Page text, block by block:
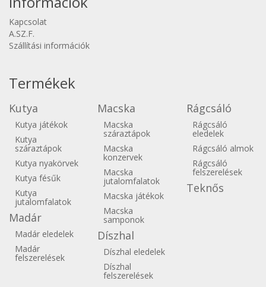
Kapcsolat
A.SZ.F.
Szállítási információk
Termékek
Kutya
Kutya játékok
Kutya
száraztápok
Kutya nyakörvek
Kutya fésűk
Kutya
jutalomfalatok
Madár
Madár eledelek
Madár
felszerelések
Macska
Macska
száraztápok
Macska
konzervek
Macska
jutalomfalatok
Macska játékok
Macska
samponok
Díszhal
Díszhal eledelek
Díszhal
felszerelések
Rágcsáló
Rágcsáló
eledelek
Rágcsáló almok
Rágcsáló
felszerelések
Teknős